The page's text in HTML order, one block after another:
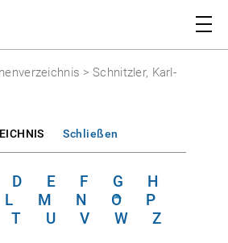
> Schnitzler, Karl-
Schließen
D E F G
H
L M N O
P
T U V W Z